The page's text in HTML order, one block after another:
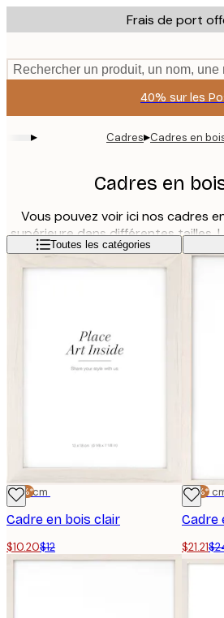
to
content.
Frais de port
Rechercher un produit, un nom, une
40% sur les
▸ Cadres▸Cadres en
Cadres en
Vous pouvez voir ici nos cadres
supérieure dans différentes tailles.
à ouvrir dans le dos avec des
Ils peuvent être accrochés à la
Lire la suite
Toutes les catégories
-15%*
13x18 cm
Cadre en bois clair
$10.20$12
-15%*
21x30
Cadre
$21.21